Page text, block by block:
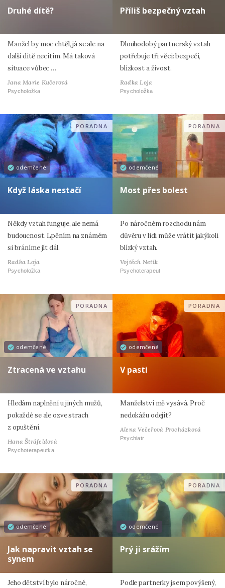
Druhé dítě?
Manžel by moc chtěl, já se ale na
další dítě necítím. Má taková
situace vůbec …
Jana Marie Kučerová
Psycholožka
Příliš bezpečný vztah
Dlouhodobý partnerský vztah
potřebuje tři věci: bezpečí,
blízkost a živost.
Radka Loja
Psycholožka
odemčené
PORADNA
Když láska nestačí
Někdy vztah funguje, ale nemá
budoucnost. Lpěním na známém
si bráníme jít dál.
Radka Loja
Psycholožka
odemčené
PORADNA
Most přes bolest
Po náročném rozchodu nám
důvěru v lidi může vrátit jakýkoli
blízký vztah.
Vojtěch Netík
Psychoterapeut
odemčené
PORADNA
Ztracená ve vztahu
Hledám naplnění u jiných mužů,
pokaždé se ale ozve strach
z opuštění.
Hana Štráfeldová
Psychoterapeutka
odemčené
PORADNA
V pasti
Manželství mě vysává. Proč
nedokážu odejít?
Alena Večeřová Procházková
Psychiatr
odemčené
PORADNA
Jak napravit vztah se
synem
Jeho dětství bylo náročné,
odemčené
PORADNA
Prý ji srážím
Podle partnerky jsem povýšený,